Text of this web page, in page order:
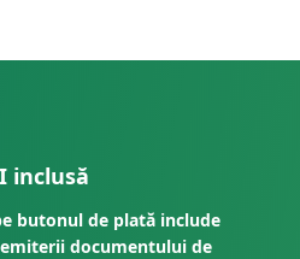
inclusă
butonul de plată include
documentului de